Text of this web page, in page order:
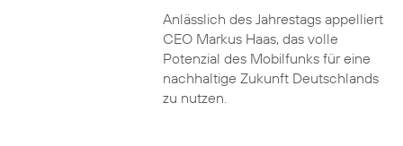
Anlässlich des Jahrestags appelliert
CEO Markus Haas, das volle
Potenzial des Mobilfunks für eine
nachhaltige Zukunft Deutschlands
zu nutzen.